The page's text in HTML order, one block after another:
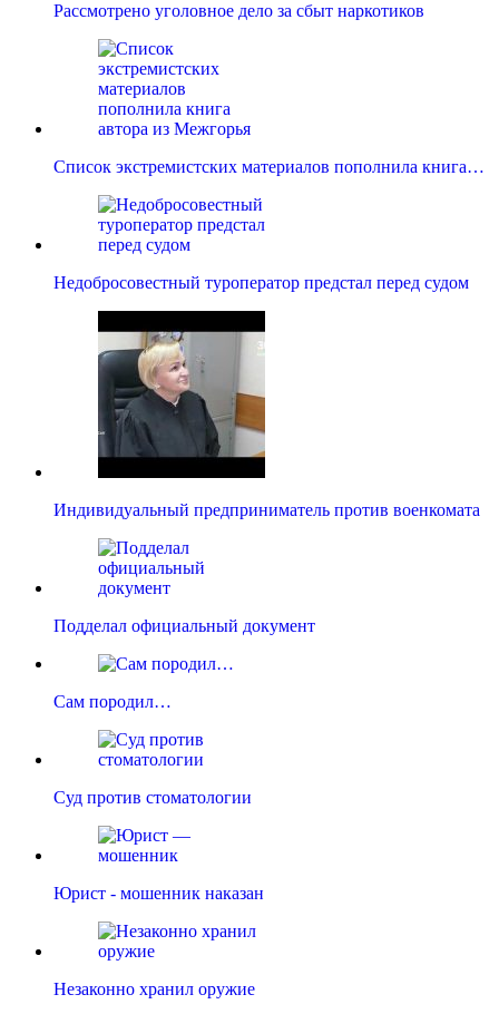
Рассмотрено уголовное дело за сбыт наркотиков
Список экстремистских материалов пополнила книга…
Недобросовестный туроператор предстал перед судом
Индивидуальный предприниматель против военкомата
Подделал официальный документ
Сам породил…
Суд против стоматологии
Юрист - мошенник наказан
Незаконно хранил оружие